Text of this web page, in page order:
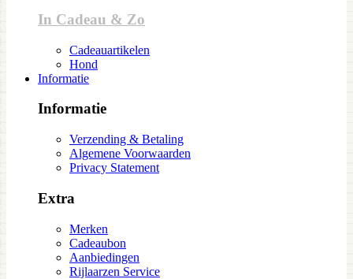
In Cadeau & Zo
Cadeauartikelen
Hond
Informatie
Informatie
Verzending & Betaling
Algemene Voorwaarden
Privacy Statement
Extra
Merken
Cadeaubon
Aanbiedingen
Rijlaarzen Service